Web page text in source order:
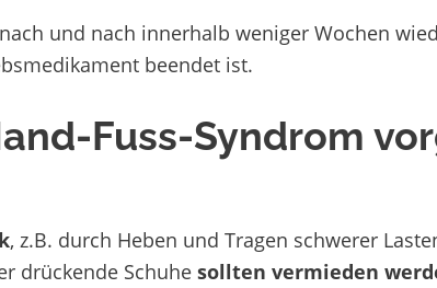
und nach innerhalb weniger Wochen
beendet ist.
Fuss-Syndrom
, z.B. durch Heben und Tragen schwerer
drückende Schuhesollten vermieden